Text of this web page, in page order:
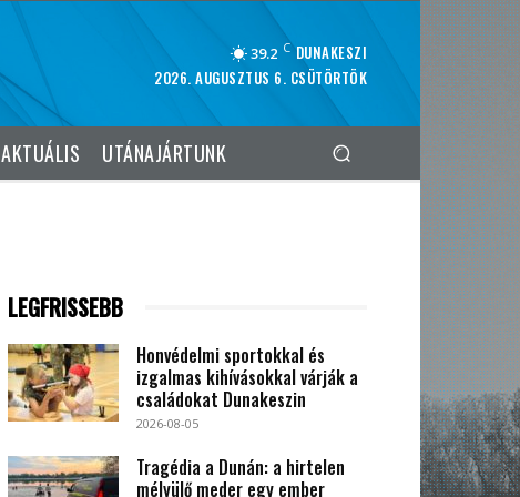
39.2 C DUNAKESZI
2026. AUGUSZTUS 6. CSÜTÖRTÖK
AKTUÁLIS UTÁNAJÁRTUNK
LEGFRISSEBB
Honvédelmi sportokkal és
izgalmas kihívásokkal várják a
családokat Dunakeszin
2026-08-05
Tragédia a Dunán: a hirtelen
mélyülő meder egy ember